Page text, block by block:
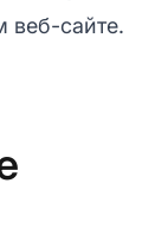
веб-сайте.